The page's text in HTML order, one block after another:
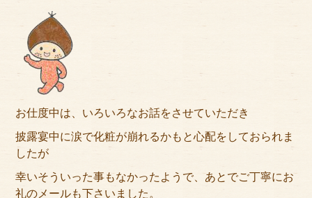
お仕度中は、いろいろなお話をさせていただき
披露宴中に涙で化粧が崩れるかもと心配をしておられま
したが
幸いそういった事もなかったようで、あとでご丁寧にお
礼のメールも下さいました。